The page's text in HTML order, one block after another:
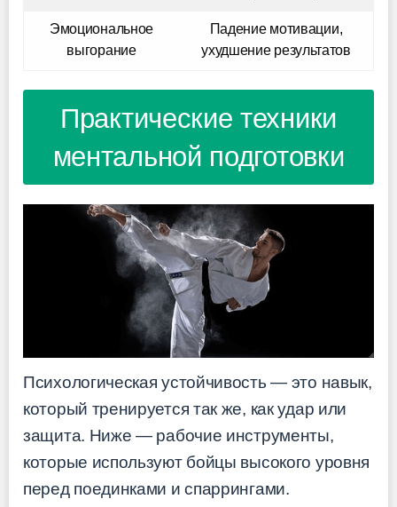
Эмоциональное
выгорание
Падение мотивации,
ухудшение результатов
Практические техники
ментальной подготовки
Психологическая устойчивость — это навык,
который тренируется так же, как удар или
защита. Ниже — рабочие инструменты,
которые используют бойцы высокого уровня
перед поединками и спаррингами.